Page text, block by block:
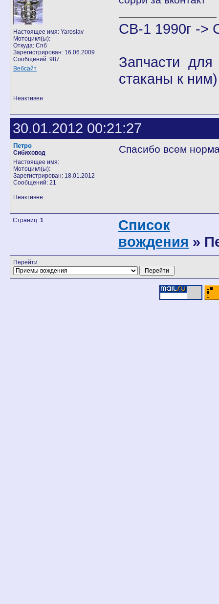
Настоящее имя: Yaroslav
Мотоцикл(ы):
Откуда: Спб
Зарегистрирован: 16.06.2009
Сообщений: 987
Вебсайт
CB-1 1990г ->
Запчасти
стаканы к
Неактивен
30.01.2012 00:21:27
Петро
Сибиховод
Настоящее имя:
Мотоцикл(ы):
Зарегистрирован: 18.01.2012
Сообщений: 21
Спасибо всем
Неактивен
Страниц: 1 Список
вождения »
Перейти